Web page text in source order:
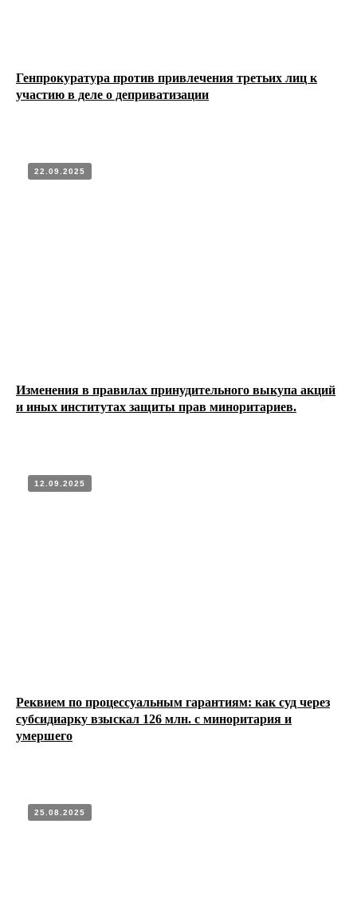
Генпрокуратура против привлечения третьих лиц к
участию в деле о деприватизации
22.09.2025
Изменения в правилах принудительного выкупа акций
и иных институтах защиты прав миноритариев.
12.09.2025
Реквием по процессуальным гарантиям: как суд через
субсидиарку взыскал 126 млн. с миноритария и
умершего
25.08.2025